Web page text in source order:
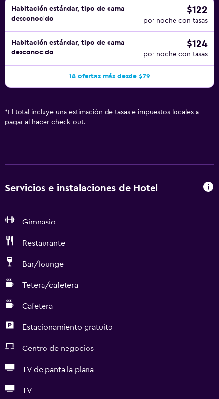
Habitación estándar, tipo de cama
desconocido
$122
por noche con tasas
Habitación estándar, tipo de cama
desconocido
$124
por noche con tasas
18 ofertas más desde $79
* El total incluye una estimación de tasas e impuestos locales a
pagar al hacer check-out.
Servicios e instalaciones de Hotel
Gimnasio
Restaurante
Bar/lounge
Tetera/cafetera
Cafetera
Estacionamiento gratuito
Centro de negocios
TV de pantalla plana
TV